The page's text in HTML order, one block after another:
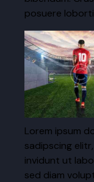
posuere
Lorem ipsum
sadipscing
invidunt ut
sed diam